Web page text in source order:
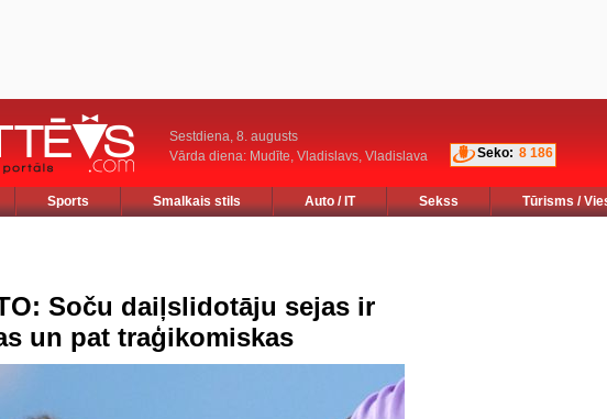
Sestdiena, 8. augusts
Vārda diena: Mudīte, Vladislavs, Vladislava
Seko: 8 186
Sports Smalkais stils Auto / IT Sekss Tūrisms /
Soču daiļslidotāju sejas ir
un pat traģikomiskas